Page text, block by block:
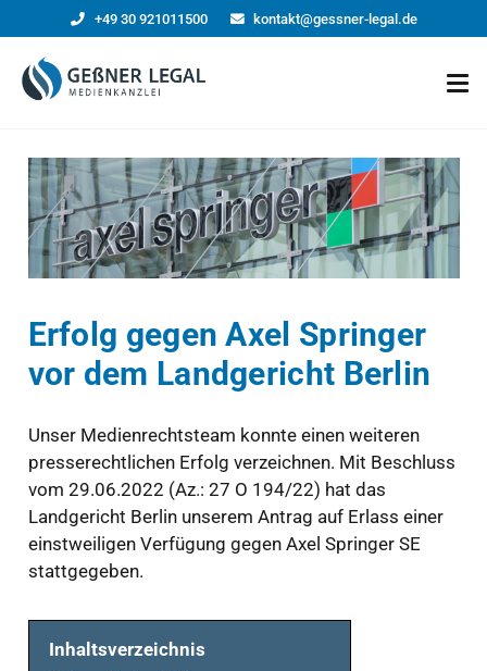
+49 30 921011500 kontakt@gessner-legal.de
Erfolg gegen Axel Springer
vor dem Landgericht Berlin
Unser Medienrechtsteam konnte einen weiteren
presserechtlichen Erfolg verzeichnen. Mit Beschluss
vom 29.06.2022 (Az.: 27 O 194/22) hat das
Landgericht Berlin unserem Antrag auf Erlass einer
einstweiligen Verfügung gegen Axel Springer SE
stattgegeben.
Inhaltsverzeichnis